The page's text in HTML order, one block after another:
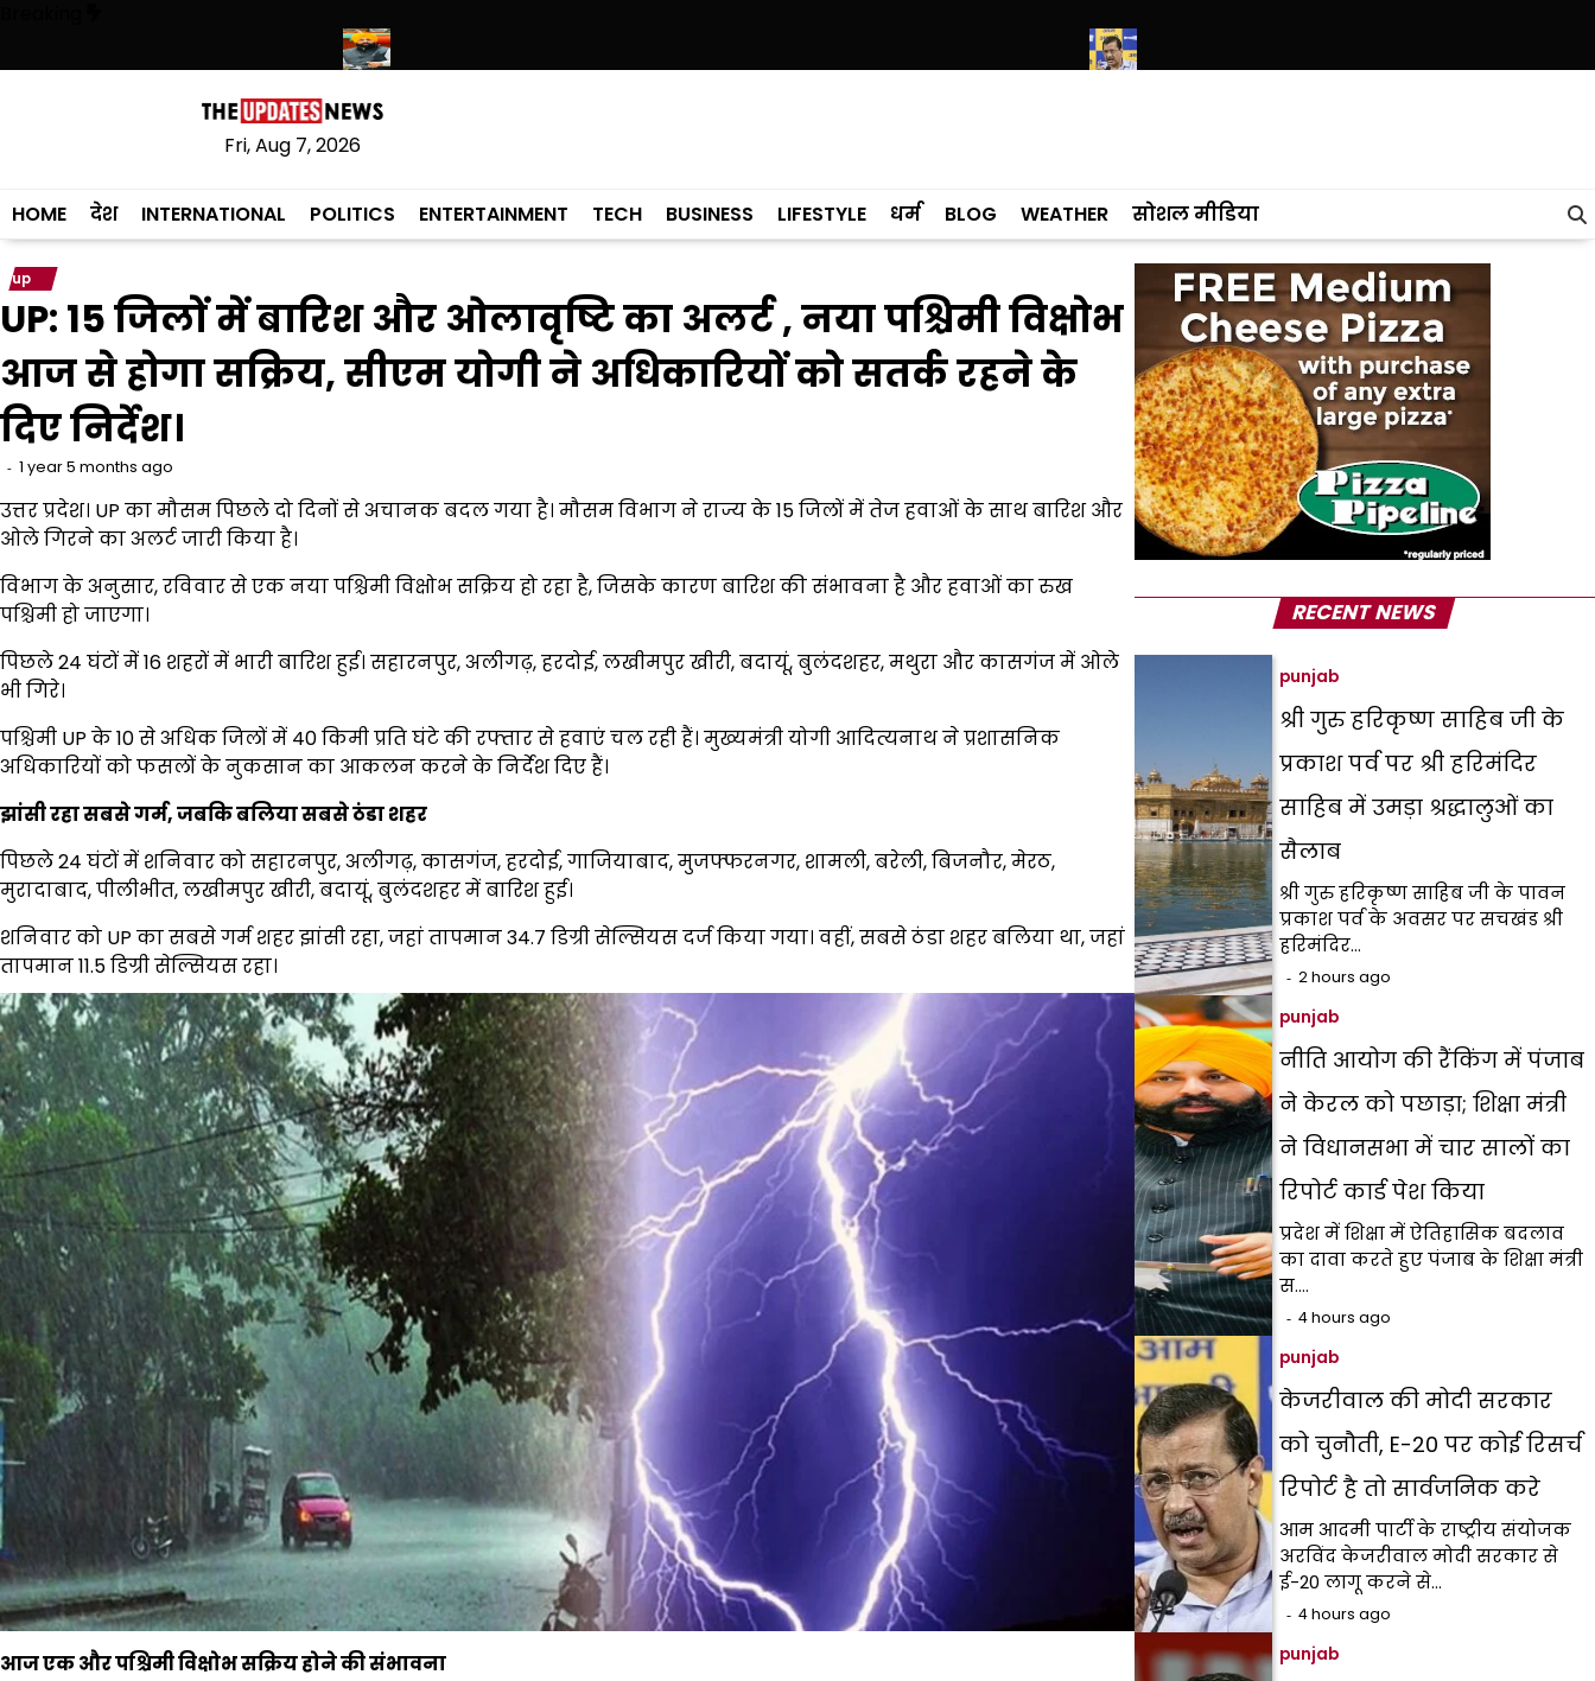
content
साहिब में उमड़ा श्रद्धालुओं का सैलाबनीति आयोग की रैंकिंग में पंजाब ने केरल को पछाड़ा; शिक्षा मंत्री ने विधानसभा में चार सालों का रिपोर्ट कार्ड पेश किया
Fri, Aug 7, 2026
HOME देश INTERNATIONAL POLITICS ENTERTAINMENT TECH BUSINESS LIFESTYLE धर्म BLOG WEATHER सोशल मीडिया
up
UP: 15 जिलों में बारिश और ओलावृष्टि का अलर्ट , नया पश्चिमी विक्षोभ
आज से होगा सक्रिय, सीएम योगी ने अधिकारियों को सतर्क रहने के
दिए निर्देश।
1 year 5 months ago
उत्तर प्रदेश। UP का मौसम पिछले दो दिनों से अचानक बदल गया है। मौसम विभाग ने राज्य के 15 जिलों में तेज हवाओं के साथ बारिश और
ओले गिरने का अलर्ट जारी किया है।
विभाग के अनुसार, रविवार से एक नया पश्चिमी विक्षोभ सक्रिय हो रहा है, जिसके कारण बारिश की संभावना है और हवाओं का रुख
पश्चिमी हो जाएगा।
पिछले 24 घंटों में 16 शहरों में भारी बारिश हुई। सहारनपुर, अलीगढ़, हरदोई, लखीमपुर खीरी, बदायूं, बुलंदशहर, मथुरा और कासगंज में ओले
भी गिरे।
पश्चिमी UP के 10 से अधिक जिलों में 40 किमी प्रति घंटे की रफ्तार से हवाएं चल रही हैं। मुख्यमंत्री योगी आदित्यनाथ ने प्रशासनिक
अधिकारियों को फसलों के नुकसान का आकलन करने के निर्देश दिए हैं।
झांसी रहा सबसे गर्म, जबकि बलिया सबसे ठंडा शहर
पिछले 24 घंटों में शनिवार को सहारनपुर, अलीगढ़, कासगंज, हरदोई, गाजियाबाद, मुजफ्फरनगर, शामली, बरेली, बिजनौर, मेरठ,
मुरादाबाद, पीलीभीत, लखीमपुर खीरी, बदायूं, बुलंदशहर में बारिश हुई।
शनिवार को UP का सबसे गर्म शहर झांसी रहा, जहां तापमान 34.7 डिग्री सेल्सियस दर्ज किया गया। वहीं, सबसे ठंडा शहर बलिया था, जहां
तापमान 11.5 डिग्री सेल्सियस रहा।
आज एक और पश्चिमी विक्षोभ सक्रिय होने की संभावना
RECENT NEWS
punjab
श्री गुरु हरिकृष्ण साहिब जी के
प्रकाश पर्व पर श्री हरिमंदिर
साहिब में उमड़ा श्रद्धालुओं का
सैलाब
श्री गुरु हरिकृष्ण साहिब जी के पावन
प्रकाश पर्व के अवसर पर सचखंड श्री
हरिमंदिर…
2 hours ago
punjab
नीति आयोग की रैंकिंग में पंजाब
ने केरल को पछाड़ा; शिक्षा मंत्री
ने विधानसभा में चार सालों का
रिपोर्ट कार्ड पेश किया
प्रदेश में शिक्षा में ऐतिहासिक बदलाव
का दावा करते हुए पंजाब के शिक्षा मंत्री
स.…
4 hours ago
punjab
केजरीवाल की मोदी सरकार
को चुनौती, E-20 पर कोई रिसर्च
रिपोर्ट है तो सार्वजनिक करे
आम आदमी पार्टी के राष्ट्रीय संयोजक
अरविंद केजरीवाल मोदी सरकार से
ई-20 लागू करने से…
4 hours ago
punjab